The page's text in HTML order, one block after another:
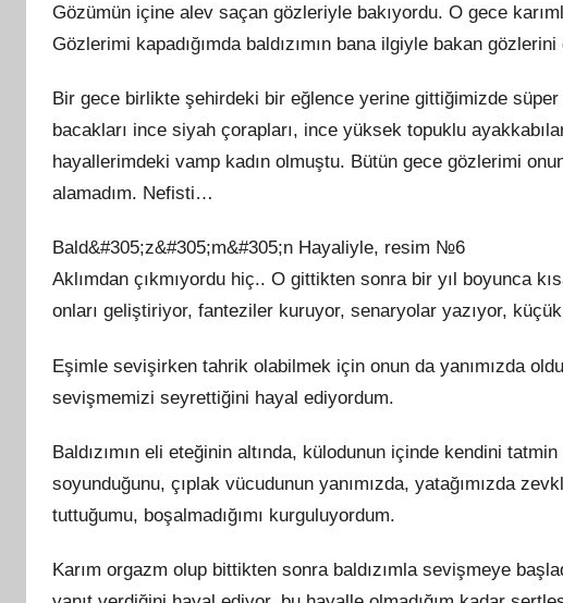
Gözümün içine alev saçan gözleriyle bakıyordu. O gece
Gözlerimi kapadığımda baldızımın bana ilgiyle bakan
Bir gece birlikte şehirdeki bir eğlence yerine gittiğimizde
bacakları ince siyah çorapları, ince yüksek topuklu
hayallerimdeki vamp kadın olmuştu. Bütün gece gözlerimi
alamadım. Nefisti…
Bald&#305;z&#305;m&#305;n Hayaliyle, resim №6
Aklımdan çıkmıyordu hiç.. O gittikten sonra bir yıl boyunca
onları geliştiriyor, fanteziler kuruyor, senaryolar yazıyor,
Eşimle sevişirken tahrik olabilmek için onun da yanımızda
sevişmemizi seyrettiğini hayal ediyordum.
Baldızımın eli eteğinin altında, külodunun içinde kendini
soyunduğunu, çıplak vücudunun yanımızda, yatağımızda
tuttuğumu, boşalmadığımı kurguluyordum.
Karım orgazm olup bittikten sonra baldızımla sevişmeye